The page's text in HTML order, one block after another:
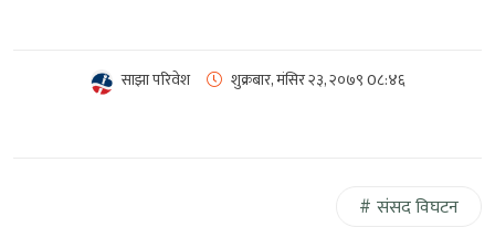
साझा परिवेश शुक्रबार, मंसिर २३, २०७९0८:४६
संसद विघटन